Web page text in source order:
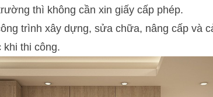
thì không cần xin giấy cấp phép.
trình xây dựng, sửa chữa, nâng cấp và
thi công.